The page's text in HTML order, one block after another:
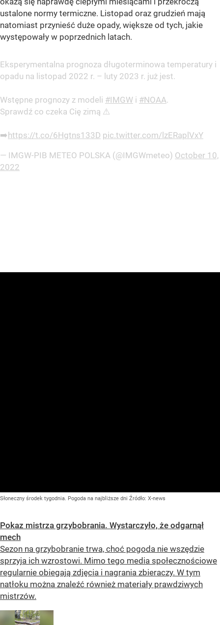
ustalone normy termiczne. Listopad oraz grudzień mają
natomiast przynieść duże opady, większe od tych, jakie
występowały w poprzednich latach.
Eksperymentalna prognoza długoterminowa temperatury i
opadu na listopad 2022 r. – luty 2023 r. już jest.
Wstępne prognozy z modeli #IMGW i #NOAA.
Sprawdź co czeka Cię zimą ⚠️
➡️https://t.co/6Hgtns133D pic.twitter.com/lzERaplVxY
— IMGW-PIB METEO POLSKA (@IMGWmeteo) October 10,
2022
Słoneczny środek tygodnia. Pogoda na najbliższe dni Źródło: X-news
Pokaz mistrza grzybobrania. Wystarczyło, że odgarnął
mech
Sezon na grzybobranie trwa, choć pogoda nie wszędzie
sprzyja ich wzrostowi. Mimo tego media społecznościowe
regularnie obiegają zdjęcia i nagrania zbieraczy. W tym
natłoku można znaleźć również materiały prawdziwych
mistrzów.